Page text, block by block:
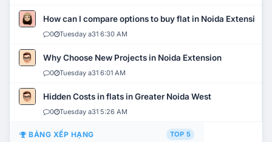
How can I compare options to buy flat in Noida Extension?
0 Tuesday a31 6:30 AM
Why Choose New Projects in Noida Extension
0 Tuesday a31 6:01 AM
Hidden Costs in flats in Greater Noida West
0 Tuesday a31 5:26 AM
BẢNG XẾP HẠNG TOP 5